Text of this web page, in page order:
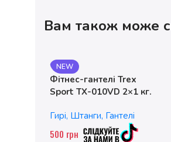
Вам також може
NEW
Фітнес-гантелі Trex
Sport TX-010VD 2×1 кг.
Гирі, Штанги, Гантелі
500 грн